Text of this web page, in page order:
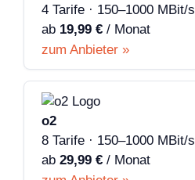
4 Tarife · 150–1000 MBit/s
ab 19,99 € / Monat
zum Anbieter »
o2
8 Tarife · 150–1000 MBit/s
ab 29,99 € / Monat